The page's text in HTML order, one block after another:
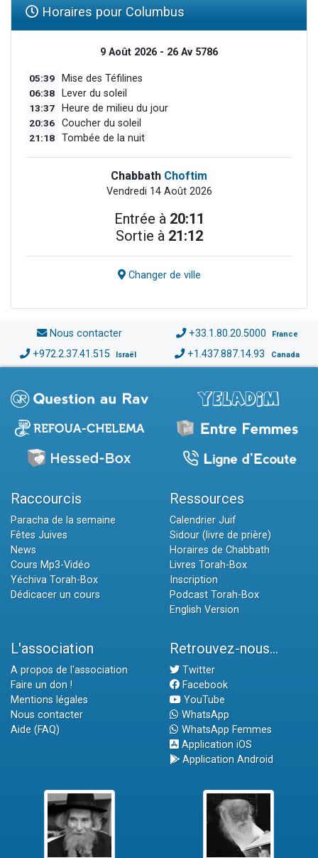
Horaires pour Columbus
9 Août 2026 - 26 Av 5786
05:39 Mise des Téfilines
06:38 Lever du soleil
13:37 Heure de milieu du jour
20:36 Coucher du soleil
21:18 Tombée de la nuit
Chabbath Choftim
Vendredi 14 Août 2026
Entrée à 20:11
Sortie à 21:12
Changer de ville
Nous contacter +33.1.80.20.5000 France
+972.2.37.41.515 Israël +1.437.887.14.93 Canada
Raccourcis
Paracha de la semaine
Fêtes Juives
News
Cours Mp3-Vidéo
Yéchiva Torah-Box
Dédicacer un cours
Ressources
Calendrier Juif
Sidour (livre de prière)
Horaires de Chabbath
Livres Torah-Box
Inscription
Podcast Torah-Box
English Version
L'association
A propos de l'association
Faire un don !
Mentions légales
Nous contacter
Aide (FAQ)
Retrouvez-nous...
Twitter
Facebook
YouTube
WhatsApp
WhatsApp Femmes
Application iOS
Application Android